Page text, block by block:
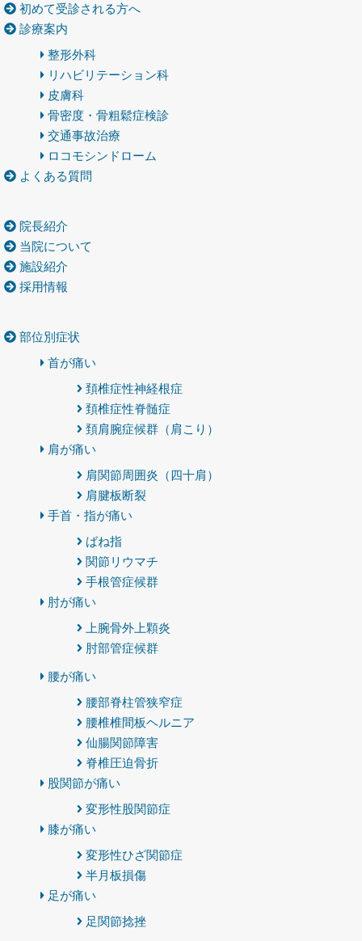
初めて受診される方へ
診療案内
整形外科
リハビリテーション科
皮膚科
骨密度・骨粗鬆症検診
交通事故治療
ロコモシンドローム
よくある質問
院長紹介
当院について
施設紹介
採用情報
部位別症状
首が痛い
頚椎症性神経根症
頚椎症性脊髄症
頚肩腕症候群（肩こり）
肩が痛い
肩関節周囲炎（四十肩）
肩腱板断裂
手首・指が痛い
ばね指
関節リウマチ
手根管症候群
肘が痛い
上腕骨外上顆炎
肘部管症候群
腰が痛い
腰部脊柱管狭窄症
腰椎椎間板ヘルニア
仙腸関節障害
脊椎圧迫骨折
股関節が痛い
変形性股関節症
膝が痛い
変形性ひざ関節症
半月板損傷
足が痛い
足関節捻挫